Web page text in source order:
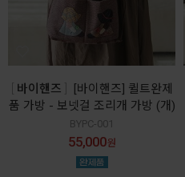
바이핸즈
[바이핸즈] 퀼트완제
품 가방 - 보넷걸 조리개 가방 (개)
BYPC-001
55,000원